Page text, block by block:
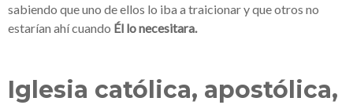
sabiendo que uno de ellos lo iba a traicionar y que otros no
estarían ahí cuando Él lo necesitara.
Iglesia católica, apostólica,